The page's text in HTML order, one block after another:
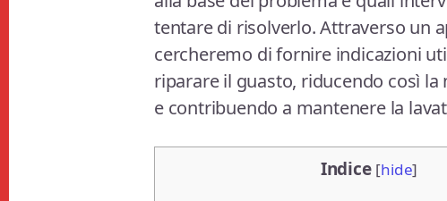
tentare di risolverlo. Attraverso un
cercheremo di fornire indicazioni
riparare il guasto, riducendo così
e contribuendo a mantenere la
Indice [hide]